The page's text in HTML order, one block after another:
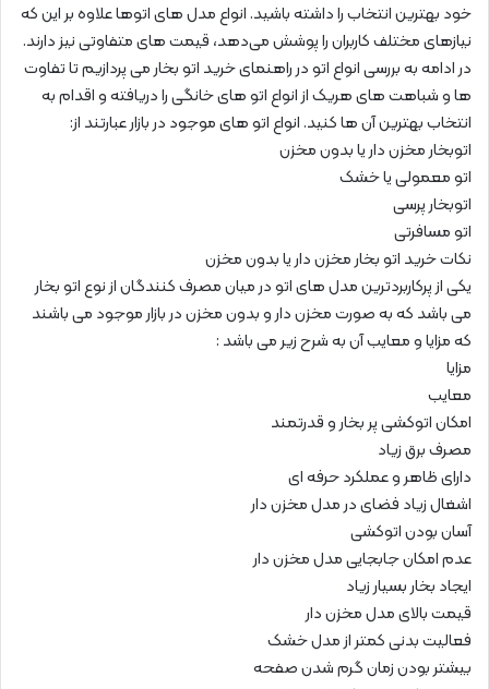
خود بهترین انتخاب را داشته باشید. انواع مدل های اتوها علاوه بر این که
نیازهای مختلف کاربران را پوشش می‌دهد، قیمت های متفاوتی نیز دارند.
در ادامه به بررسی انواع اتو در راهنمای خرید اتو بخار می پردازیم تا تفاوت
ها و شباهت های هریک از انواع اتو های خانگی را دریافته و اقدام به
انتخاب بهترین آن ها کنید. انواع اتو های موجود در بازار عبارتند از:
اتوبخار مخزن دار یا بدون مخزن
اتو معمولی یا خشک
اتوبخار پرسی
اتو مسافرتی
نکات خرید اتو بخار مخزن دار یا بدون مخزن
یکی از پرکاربردترین مدل های اتو در میان مصرف کنندگان از نوع اتو بخار
می باشد که به صورت مخزن دار و بدون مخزن در بازار موجود می باشند
که مزایا و معایب آن به شرح زیر می باشد :
مزایا
معایب
امکان اتوکشی پر بخار و قدرتمند
مصرف برق زیاد
دارای ظاهر و عملکرد حرفه‌ ای‌
اشغال زیاد فضای در مدل مخزن دار
آسان‌ بودن اتوکشی
عدم امکان جابجایی مدل مخزن دار
ایجاد بخار بسیار زیاد
قیمت بالای مدل مخزن دار
فعالیت بدنی کمتر از مدل خشک
بیشتر بودن زمان گرم شدن صفحه